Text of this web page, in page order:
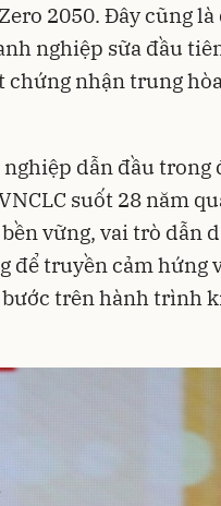
2050. Đây cũng là
nghiệp sữa đầu
chứng nhận trung
dẫn đầu trong
suốt 28 năm
vững, vai trò dẫn
để truyền cảm hứng
trên hành trình